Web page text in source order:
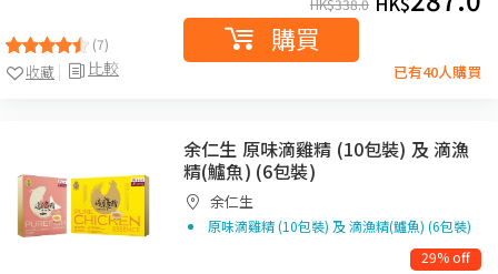
(7)
比較
收藏
HK$338.0
購買
已有40人購買
余仁生 原味滴雞精 (10包裝) 及 滴漁
精(鱸魚) (6包裝)
余仁生
原味滴雞精 (10包裝) 及 滴漁精(鱸魚) (6包裝)
29% off